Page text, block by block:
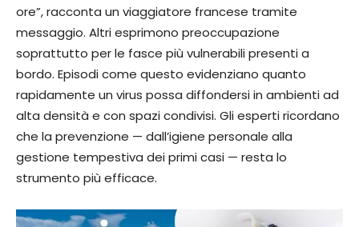
ore”, racconta un viaggiatore francese tramite
messaggio. Altri esprimono preoccupazione
soprattutto per le fasce più vulnerabili presenti a
bordo. Episodi come questo evidenziano quanto
rapidamente un virus possa diffondersi in ambienti ad
alta densità e con spazi condivisi. Gli esperti ricordano
che la prevenzione — dall’igiene personale alla
gestione tempestiva dei primi casi — resta lo
strumento più efficace.